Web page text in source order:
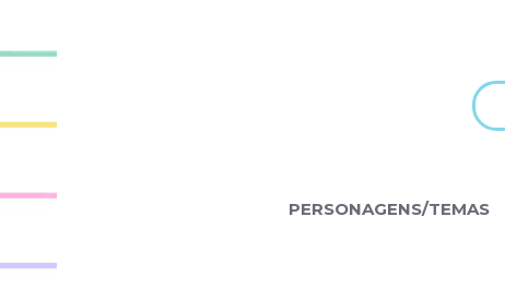
PERSONAGENS/TEMAS